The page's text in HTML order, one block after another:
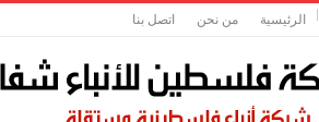
الرئيسية من نحن اتصل بنا